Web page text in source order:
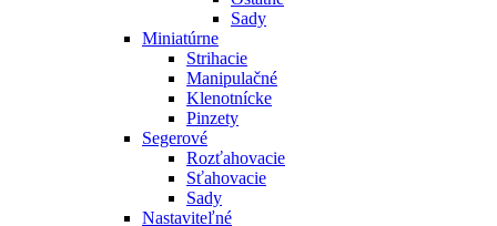
Sady
Miniatúrne
Strihacie
Manipulačné
Klenotnícke
Pinzety
Segerové
Rozťahovacie
Sťahovacie
Sady
Nastaviteľné